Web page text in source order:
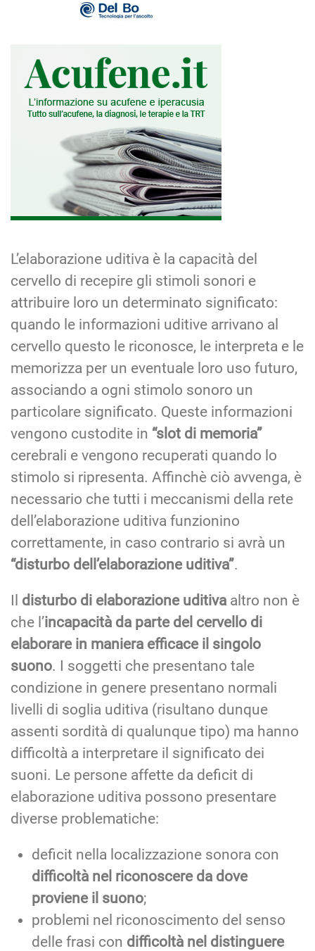
L’elaborazione uditiva è la capacità del
cervello di recepire gli stimoli sonori e
attribuire loro un determinato significato:
quando le informazioni uditive arrivano al
cervello questo le riconosce, le interpreta e le
memorizza per un eventuale loro uso futuro,
associando a ogni stimolo sonoro un
particolare significato. Queste informazioni
vengono custodite in “slot di memoria”
cerebrali e vengono recuperati quando lo
stimolo si ripresenta. Affinchè ciò avvenga, è
necessario che tutti i meccanismi della rete
dell’elaborazione uditiva funzionino
correttamente, in caso contrario si avrà un
“disturbo dell’elaborazione uditiva”.
Il disturbo di elaborazione uditiva altro non è
che l’incapacità da parte del cervello di
elaborare in maniera efficace il singolo
suono. I soggetti che presentano tale
condizione in genere presentano normali
livelli di soglia uditiva (risultano dunque
assenti sordità di qualunque tipo) ma hanno
difficoltà a interpretare il significato dei
suoni. Le persone affette da deficit di
elaborazione uditiva possono presentare
diverse problematiche:
deficit nella localizzazione sonora con
difficoltà nel riconoscere da dove
proviene il suono;
problemi nel riconoscimento del senso
delle frasi con difficoltà nel distinguere